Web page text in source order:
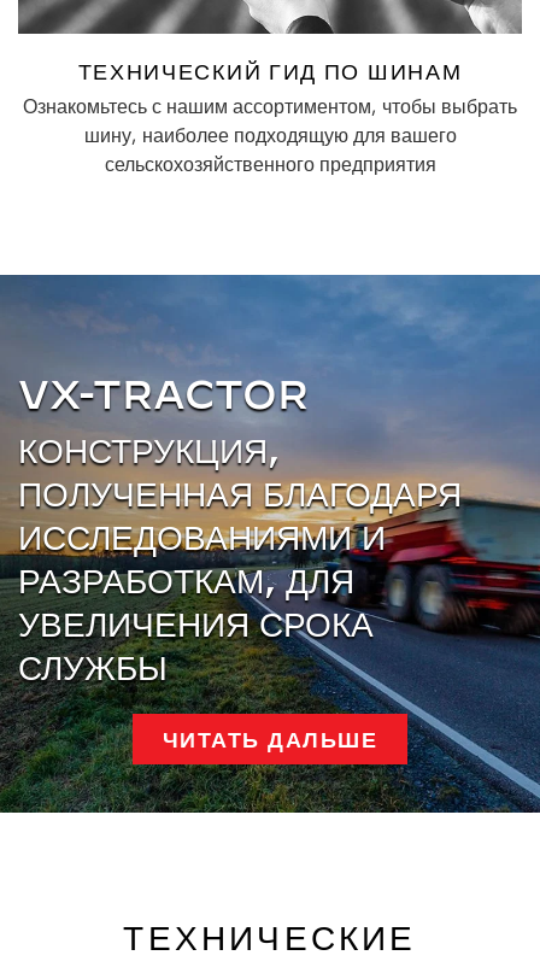
ТЕХНИЧЕСКИЙ ГИД ПО ШИНАМ
Ознакомьтесь с нашим ассортиментом, чтобы выбрать
шину, наиболее подходящую для вашего
сельскохозяйственного предприятия
VX-TRACTOR
КОНСТРУКЦИЯ,
ПОЛУЧЕННАЯ БЛАГОДАРЯ
ИССЛЕДОВАНИЯМИ И
РАЗРАБОТКАМ, ДЛЯ
УВЕЛИЧЕНИЯ СРОКА
СЛУЖБЫ
ЧИТАТЬ ДАЛЬШЕ
ТЕХНИЧЕСКИЕ